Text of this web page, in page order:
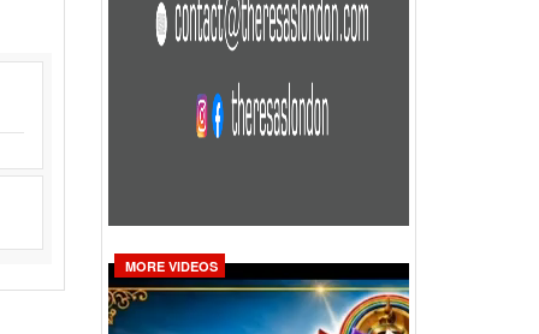
MORE VIDEOS